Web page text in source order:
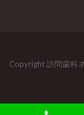
Copyright 訪問歯科